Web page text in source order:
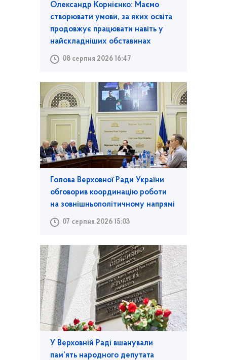
Олександр Корнієнко: Маємо
створювати умови, за яких освіта
продовжує працювати навіть у
найскладніших обставинах
08 серпня 2026 16:47
Голова Верховної Ради України
обговорив координацію роботи
на зовнішньополітичному напрямі
07 серпня 2026 15:03
У Верховній Раді вшанували
пам’ять народного депутата